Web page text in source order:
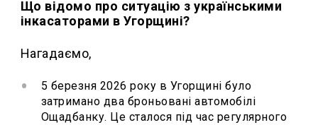
Що відомо про ситуацію з українськими
інкасаторами в Угорщині?
Нагадаємо,
5 березня 2026 року в Угорщині було
затримано два броньовані автомобілі
Ощадбанку. Це сталося під час регулярного